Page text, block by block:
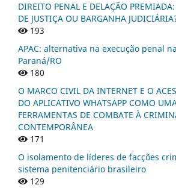
DIREITO PENAL E DELAÇÃO
DE JUSTIÇA OU BARGANHA
193
APAC: alternativa na execução penal
Paraná/RO
180
O MARCO CIVIL DA INTERNET E O
DO APLICATIVO WHATSAPP COMO
FERRAMENTAS DE COMBATE À
CONTEMPORÂNEA
171
O isolamento de líderes de facções
sistema penitenciário brasileiro
129